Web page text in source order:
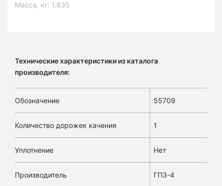
Масса, кг: 1.835
Технические характеристики из каталога
производителя:
Обозначение 55709
Количество дорожек качения 1
Уплотнение Нет
Производитель ГПЗ-4